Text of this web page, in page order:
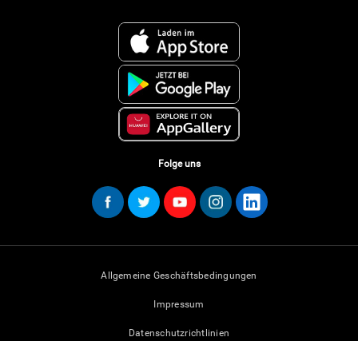
Folge uns
Allgemeine Geschäftsbedingungen
Impressum
Datenschutzrichtlinien